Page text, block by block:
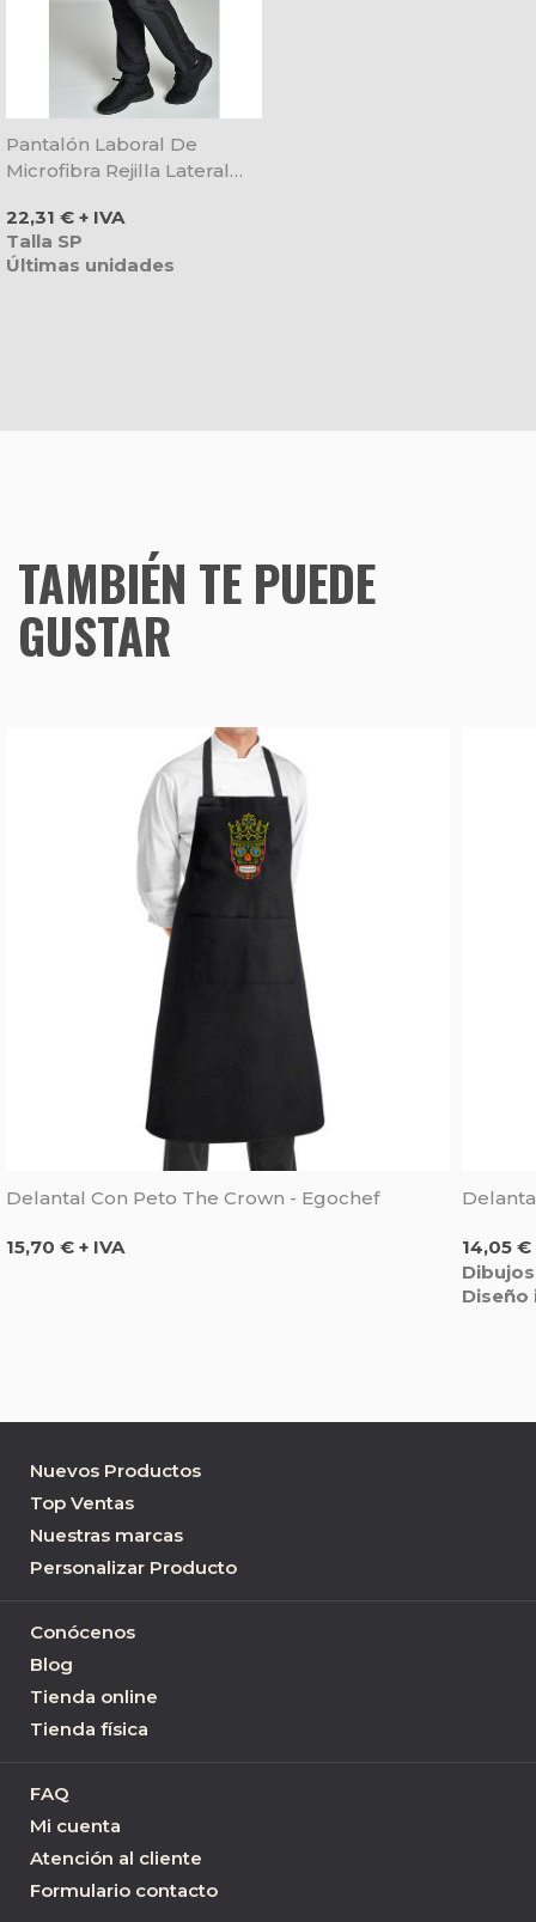
Pantalón Laboral De
Microfibra Rejilla Lateral
Precio
22,31 € + IVA
Talla SP
Últimas unidades
TAMBIÉN TE PUEDE
GUSTAR
Delantal Con Peto The Crown - Egochef
Precio
15,70 € + IVA Precio
14,05 €
Diseño
Nuevos Productos
Top Ventas
Nuestras marcas
Personalizar Producto
Conócenos
Blog
Tienda online
Tienda física
FAQ
Mi cuenta
Atención al cliente
Formulario contacto